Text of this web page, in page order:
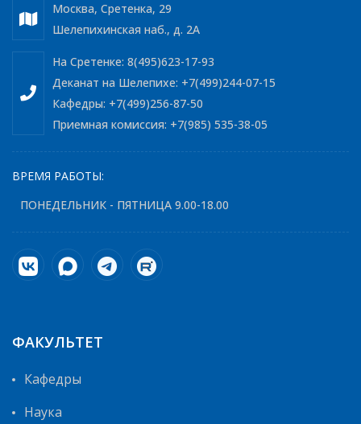
Москва, Сретенка, 29
Шелепихинская наб., д. 2А
На Сретенке: 8(495)623-17-93
Деканат на Шелепихе: +7(499)244-07-15
Кафедры: +7(499)256-87-50
Приемная комиссия: +7(985) 535-38-05
ВРЕМЯ РАБОТЫ:
ПОНЕДЕЛЬНИК - ПЯТНИЦА 9.00-18.00
ФАКУЛЬТЕТ
Кафедры
Наука